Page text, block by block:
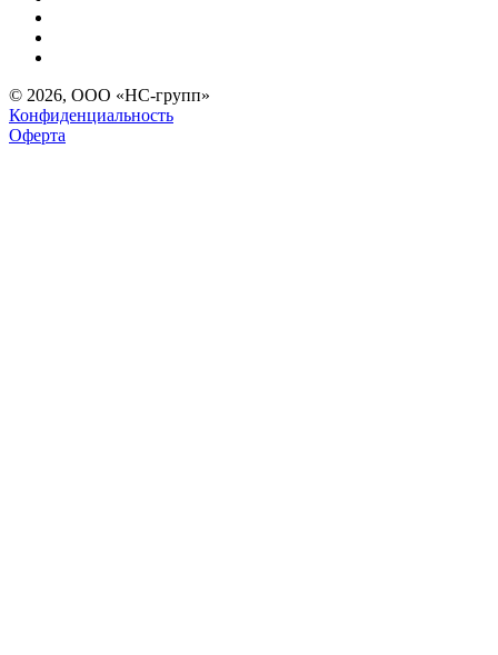
© 2026, ООО «НС-групп»
Конфиденциальность
Оферта